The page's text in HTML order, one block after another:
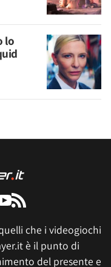
lo
che i videogiochi
è il punto di
del presente e